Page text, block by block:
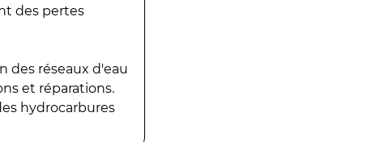
des pertes
des réseaux d'eau
et réparations.
hydrocarbures